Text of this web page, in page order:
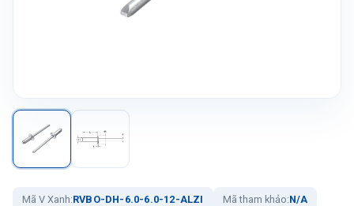
Mã V Xanh:RVBO-DH-6.0-6.0-12-ALZI Mã tham khảo:N/A